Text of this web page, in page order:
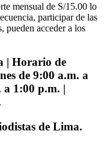
mensual de S/15.00 lo
participar de las
pueden acceder a los
| Horario de
de 9:00 a.m. a
a 1:00 p.m. |
de Lima.